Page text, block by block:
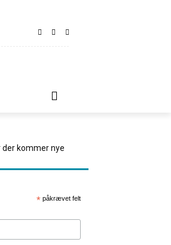
der kommer nye
* påkrævet felt